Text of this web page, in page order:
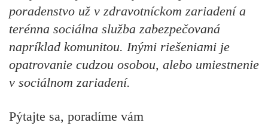
poradenstvo už v zdravotníckom zariadení a
terénna sociálna služba zabezpečovaná
napríklad komunitou. Inými riešeniami je
opatrovanie cudzou osobou, alebo umiestnenie
v sociálnom zariadení.
Pýtajte sa, poradíme vám